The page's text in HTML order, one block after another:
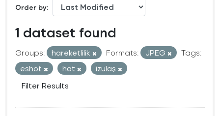
Order by
1 dataset found
Groups: hareketlilik Formats: JPEG
Tags:
eshot
hat
izulaş
Filter Results